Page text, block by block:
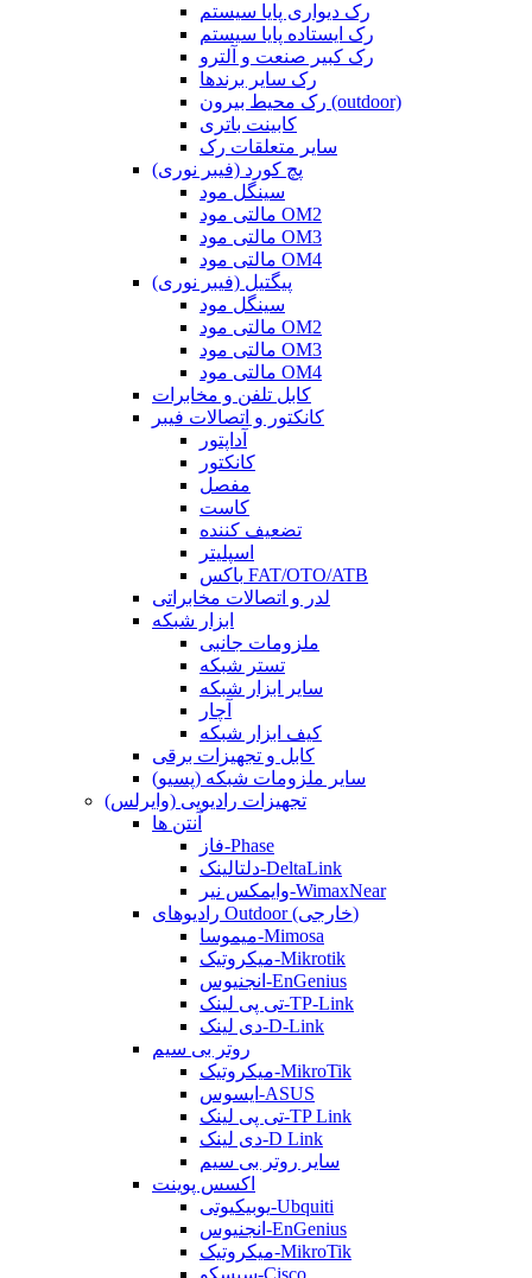
رک دیواری پایا سیستم
رک ایستاده پایا سیستم
رک کبیر صنعت و آلترو
رک سایر برندها
رک محیط بیرون (outdoor)
کابینت باتری
سایر متعلقات رک
پچ کورد (فیبر نوری)
سینگل مود
مالتی مود OM2
مالتی مود OM3
مالتی مود OM4
پیگتیل (فیبر نوری)
سینگل مود
مالتی مود OM2
مالتی مود OM3
مالتی مود OM4
کابل تلفن و مخابرات
کانکتور و اتصالات فیبر
آداپتور
کانکتور
مفصل
کاست
تضعیف کننده
اسپلیتر
باکس FAT/OTO/ATB
لدر و اتصالات مخابراتی
ابزار شبکه
ملزومات جانبی
تستر شبکه
سایر ابزار شبکه
آچار
کیف ابزار شبکه
کابل و تجهیزات برقی
سایر ملزومات شبکه (پسیو)
تجهیزات رادیویی (وایرلس)
آنتن ها
فاز-Phase
دلتالینک-DeltaLink
وایمکس نیر-WimaxNear
رادیوهای Outdoor (خارجی)
میموسا-Mimosa
میکروتیک-Mikrotik
انجنیوس-EnGenius
تی پی لینک-TP-Link
دی لینک-D-Link
روتر بی سیم
میکروتیک-MikroTik
ایسوس-ASUS
تی پی لینک-TP Link
دی لینک-D Link
سایر روتر بی سیم
اکسس پوینت
یوبیکیوتی-Ubquiti
انجنیوس-EnGenius
میکروتیک-MikroTik
سیسکو-Cisco